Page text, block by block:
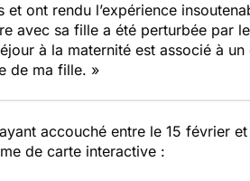
ont rendu l’expérience
avec sa fille a été perturbée par
à la maternité est associé à
de ma fille. »
accouché entre le 15 février
de carte interactive :